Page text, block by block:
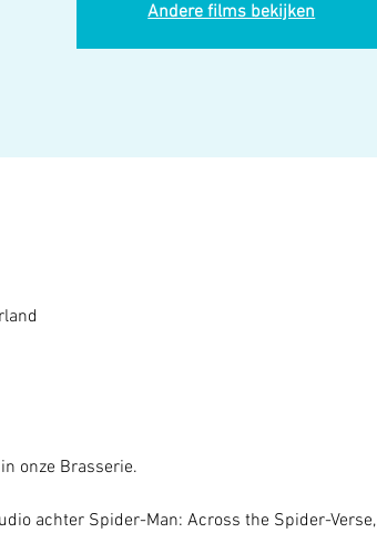
Andere films bekijken
onze Brasserie.
achter Spider-Man: Across the Spider-Verse,